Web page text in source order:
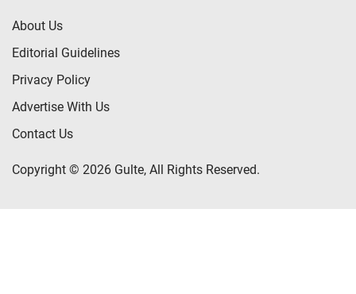
About Us
Editorial Guidelines
Privacy Policy
Advertise With Us
Contact Us
Copyright © 2026 Gulte, All Rights Reserved.